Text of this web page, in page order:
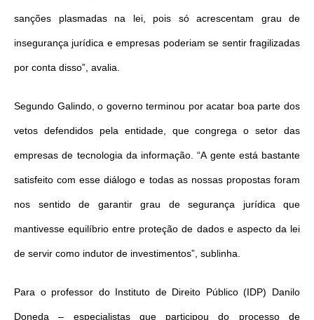
sanções plasmadas na lei, pois só acrescentam grau de
insegurança jurídica e empresas poderiam se sentir fragilizadas
por conta disso”, avalia.
Segundo Galindo, o governo terminou por acatar boa parte dos
vetos defendidos pela entidade, que congrega o setor das
empresas de tecnologia da informação. “A gente está bastante
satisfeito com esse diálogo e todas as nossas propostas foram
nos sentido de garantir grau de segurança jurídica que
mantivesse equilíbrio entre proteção de dados e aspecto da lei
de servir como indutor de investimentos”, sublinha.
Para o professor do Instituto de Direito Público (IDP) Danilo
Doneda – especialistas que participou do processo de